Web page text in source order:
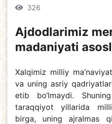
326
Ajdodlarimiz
madaniyati
Xalqimiz milliy
va uning asriy
etib bo‘lmaydi.
taraqqiyot yillarida
birga, uning ajralmas